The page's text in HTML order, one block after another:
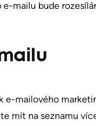
mailu bude
mailového
mít na seznamu